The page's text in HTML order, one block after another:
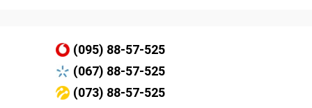
(095) 88-57-525
(067) 88-57-525
(073) 88-57-525